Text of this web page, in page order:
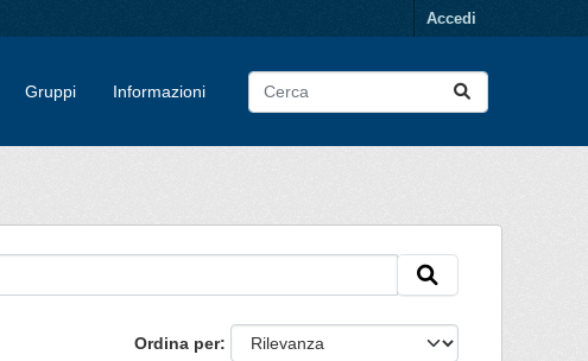
Accedi
Gruppi Informazioni
Ordina per